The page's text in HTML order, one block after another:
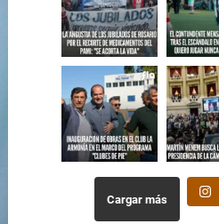
Cargar más